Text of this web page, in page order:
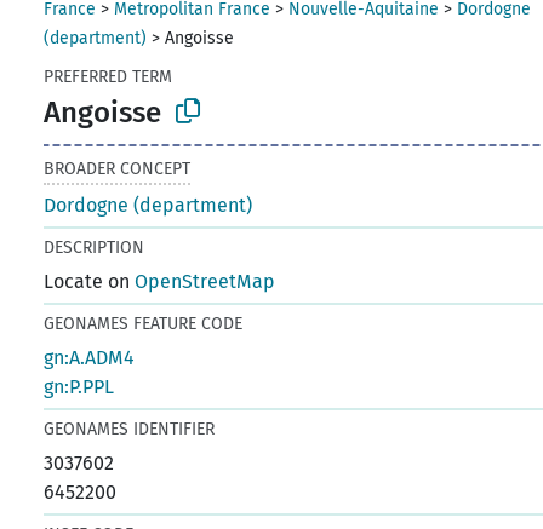
France > Metropolitan France > Nouvelle-Aquitaine > Dordogne
(department) >Angoisse
PREFERRED TERM
Angoisse
BROADER CONCEPT
Dordogne (department)
DESCRIPTION
Locate onOpenStreetMap
GEONAMES FEATURE CODE
gn:A.ADM4
gn:P.PPL
GEONAMES IDENTIFIER
3037602
6452200